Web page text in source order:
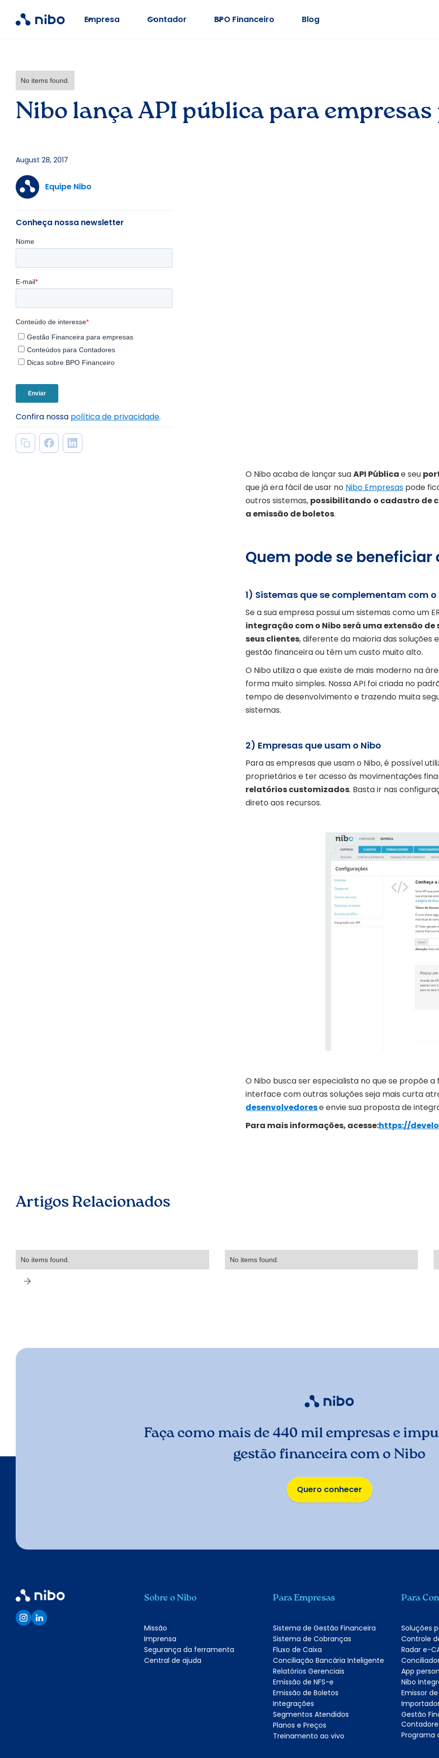
Empresa Contador BPO Financeiro Blog
No items found.
Nibo lança API pública para
August 28, 2017
Equipe Nibo
Conheça nossa newsletter
Confira nossa política de privacidade.
O Nibo acaba de lançar suaAPI Públicae seu
que já era fácil de usar no Nibo Empresas pode
outros sistemas, possibilitando o cadastro de
a emissão de boletos.
Quem pode se
1) Sistemas que se complementam com o
Se a sua empresa possui um sistemas como um
integração com o Nibo será uma extensão
seus clientes, diferente da maioria das soluções
gestão financeira ou têm um custo muito alto.
O Nibo utiliza o que existe de mais moderno na
forma muito simples. Nossa API foi criada no
tempo de desenvolvimento e trazendo muita
sistemas.
2) Empresas que usam o Nibo
Para as empresas que usam o Nibo, é possível
proprietários e ter acesso às movimentações
relatórios customizados. Basta ir nas
direto aos recursos.
O Nibo busca ser especialista no que se propõe
interface com outras soluções seja mais curta
desenvolvedorese envie sua proposta de
Para mais informações, acesse:https://
Artigos Relacionados
No items found. No items found.
Faça como mais de 440 mil empresas e
gestão financeira com o Nibo
Quero conhecer
Sobre o Nibo
Missão
Imprensa
Segurança da ferramenta
Central de ajuda
Para Empresas
Sistema de Gestão Financeira
Sistema de Cobranças
Fluxo de Caixa
Conciliação Bancária Inteligente
Relatórios Gerenciais
Emissão de NFS-e
Emissão de Boletos
Integrações
Segmentos Atendidos
Planos e Preços
Treinamento ao vivo
Para
Soluções
Controle
Radar e-
App
Nibo
Emissor
Gestão
Programa